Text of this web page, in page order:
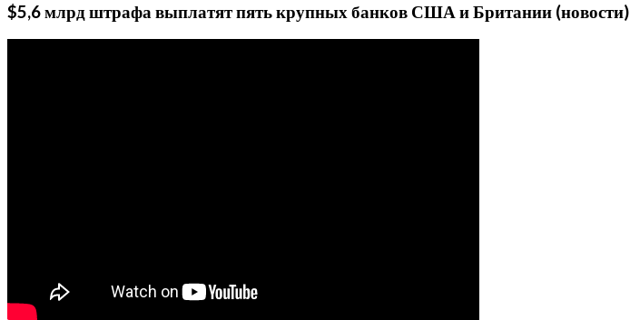
$5,6 млрд штрафа выплатят пять крупных банков США и Британии (новости)